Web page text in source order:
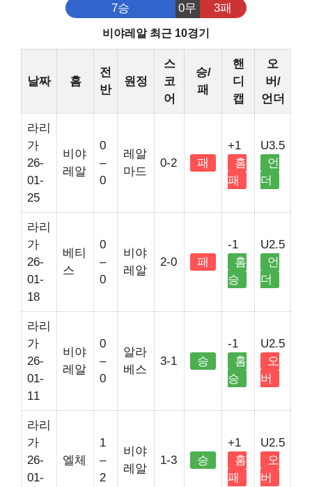
7승 0무 3패
비야레알 최근 10경기
날짜 홈
전
반
원정
스
코
어
승/
패
핸
디
캡
오
버/
언더
라리
가
26-
01-
25
비야
레알
0
–
0
레알
마드
0-2 패
+1
홈
패
U3.5
언
더
라리
가
26-
01-
18
베티
스
0
–
0
비야
레알
2-0 패
-1
홈
승
U2.5
언
더
라리
가
26-
01-
11
비야
레알
0
–
0
알라
베스
3-1 승
-1
홈
승
U2.5
오
버
라리
가
26-
01-
엘체
1
–
2
비야
레알
1-3 승
+1
홈
패
U2.5
오
버